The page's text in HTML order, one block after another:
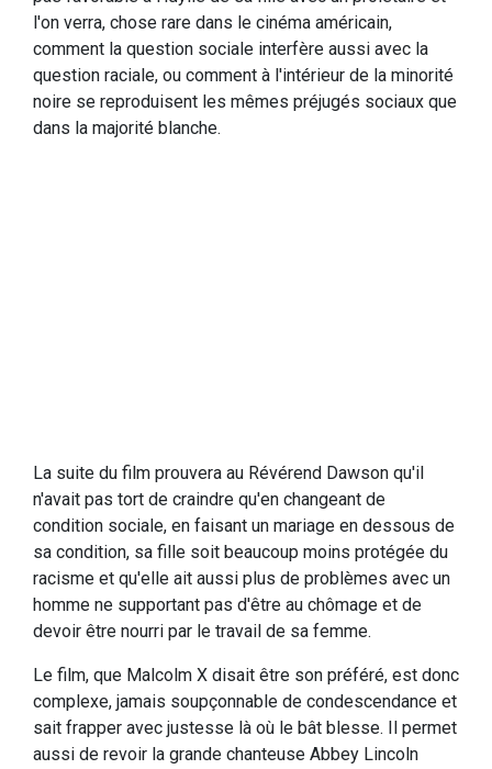
l'on verra, chose rare dans le cinéma américain,
comment la question sociale interfère aussi avec la
question raciale, ou comment à l'intérieur de la minorité
noire se reproduisent les mêmes préjugés sociaux que
dans la majorité blanche.
La suite du film prouvera au Révérend Dawson qu'il
n'avait pas tort de craindre qu'en changeant de
condition sociale, en faisant un mariage en dessous de
sa condition, sa fille soit beaucoup moins protégée du
racisme et qu'elle ait aussi plus de problèmes avec un
homme ne supportant pas d'être au chômage et de
devoir être nourri par le travail de sa femme.
Le film, que Malcolm X disait être son préféré, est donc
complexe, jamais soupçonnable de condescendance et
sait frapper avec justesse là où le bât blesse. Il permet
aussi de revoir la grande chanteuse Abbey Lincoln